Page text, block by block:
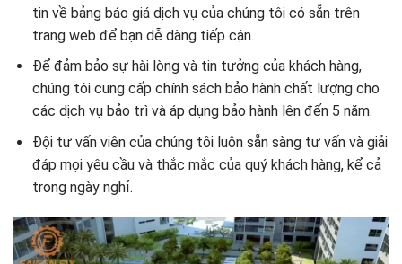
tin về bảng báo giá dịch vụ của chúng tôi có sẵn trên
trang web để bạn dễ dàng tiếp cận.
Để đảm bảo sự hài lòng và tin tưởng của khách hàng,
chúng tôi cung cấp chính sách bảo hành chất lượng cho
các dịch vụ bảo trì và áp dụng bảo hành lên đến 5 năm.
Đội tư vấn viên của chúng tôi luôn sẵn sàng tư vấn và giải
đáp mọi yêu cầu và thắc mắc của quý khách hàng, kể cả
trong ngày nghỉ.